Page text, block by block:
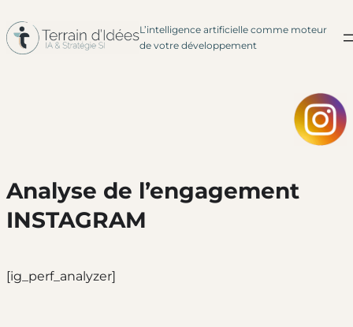
Aller
L’intelligence artificielle comme moteur
de votre développement
Analyse de l’engagement
INSTAGRAM
[ig_perf_analyzer]